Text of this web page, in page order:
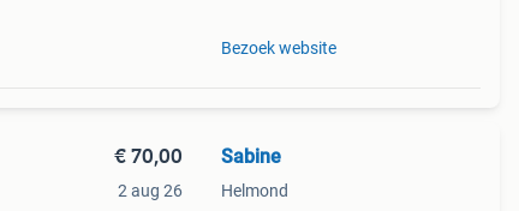
Bezoek website
€ 70,00
2 aug 26
Sabine
Helmond